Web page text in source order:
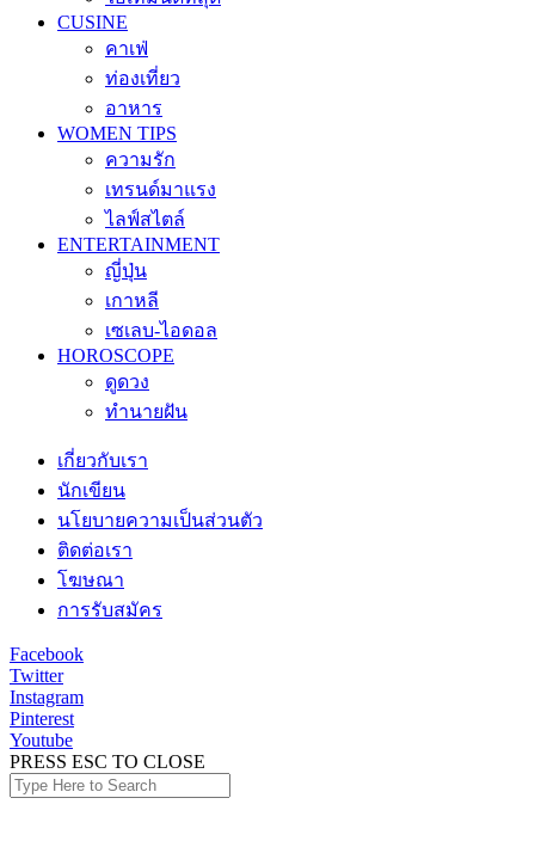
CUSINE
คาเฟ่
ท่องเที่ยว
อาหาร
WOMEN TIPS
ความรัก
เทรนด์มาแรง
ไลฟ์สไตล์
ENTERTAINMENT
ญี่ปุ่น
เกาหลี
เซเลบ-ไอดอล
HOROSCOPE
ดูดวง
ทำนายฝัน
เกี่ยวกับเรา
นักเขียน
นโยบายความเป็นส่วนตัว
ติดต่อเรา
โฆษณา
การรับสมัคร
Facebook
Twitter
Instagram
Pinterest
Youtube
PRESS ESC TO CLOSE